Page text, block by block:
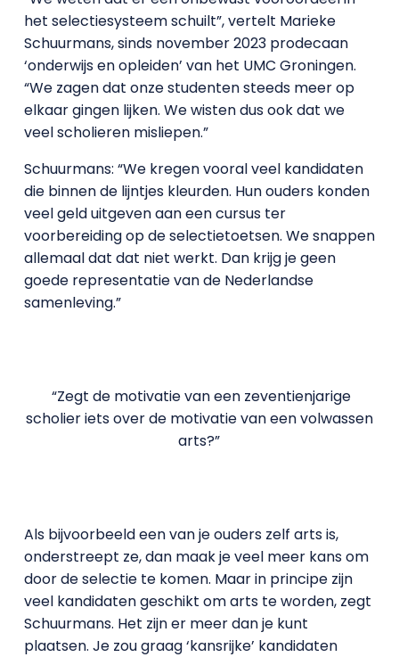
het selectiesysteem schuilt”, vertelt Marieke
Schuurmans, sinds november 2023 prodecaan
‘onderwijs en opleiden’ van het UMC Groningen.
“We zagen dat onze studenten steeds meer op
elkaar gingen lijken. We wisten dus ook dat we
veel scholieren misliepen.”
Schuurmans: “We kregen vooral veel kandidaten
die binnen de lijntjes kleurden. Hun ouders konden
veel geld uitgeven aan een cursus ter
voorbereiding op de selectietoetsen. We snappen
allemaal dat dat niet werkt. Dan krijg je geen
goede representatie van de Nederlandse
samenleving.”
“Zegt de motivatie van een zeventienjarige
scholier iets over de motivatie van een volwassen
arts?”
Als bijvoorbeeld een van je ouders zelf arts is,
onderstreept ze, dan maak je veel meer kans om
door de selectie te komen. Maar in principe zijn
veel kandidaten geschikt om arts te worden, zegt
Schuurmans. Het zijn er meer dan je kunt
plaatsen. Je zou graag ‘kansrijke’ kandidaten